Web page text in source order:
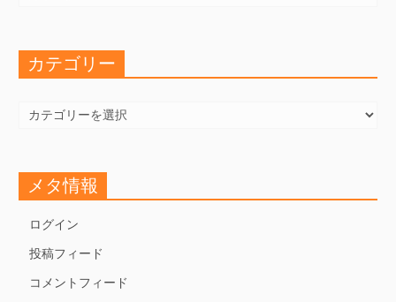
カテゴリー
ゴ
メタ情報
ログイン
投稿フィード
コメントフィード